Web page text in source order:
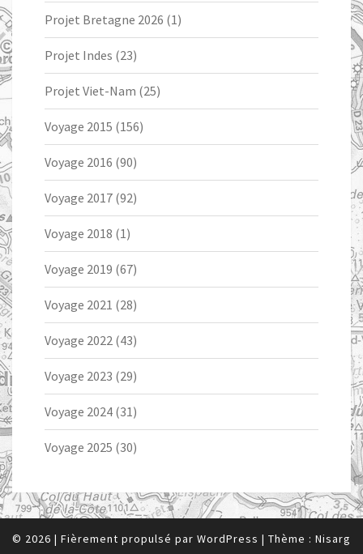
Projet Bretagne 2026 (1)
Projet Indes (23)
Projet Viet-Nam (25)
Voyage 2015 (156)
Voyage 2016 (90)
Voyage 2017 (92)
Voyage 2018 (1)
Voyage 2019 (67)
Voyage 2021 (28)
Voyage 2022 (43)
Voyage 2023 (29)
Voyage 2024 (31)
Voyage 2025 (30)
© 2026 | Fièrement propulsé par WordPress | Thème : Nisarg